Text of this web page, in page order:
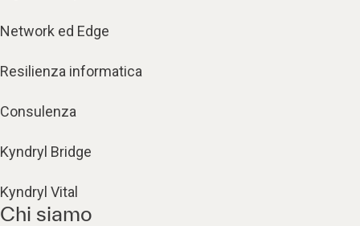
Network ed Edge
Resilienza informatica
Consulenza
Kyndryl Bridge
Kyndryl Vital
Chi siamo